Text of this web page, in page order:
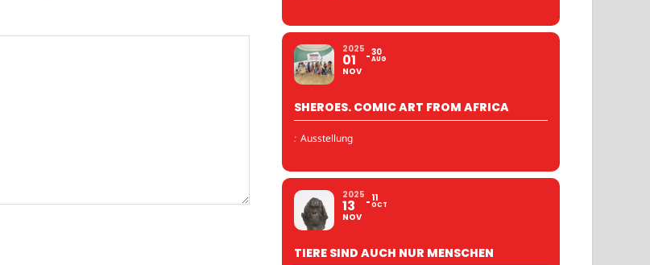
2025
01
NOV
30
AUG
SHEROES. COMIC ART FROM AFRICA
: Ausstellung
2025
13
NOV
11
OCT
TIERE SIND AUCH NUR MENSCHEN